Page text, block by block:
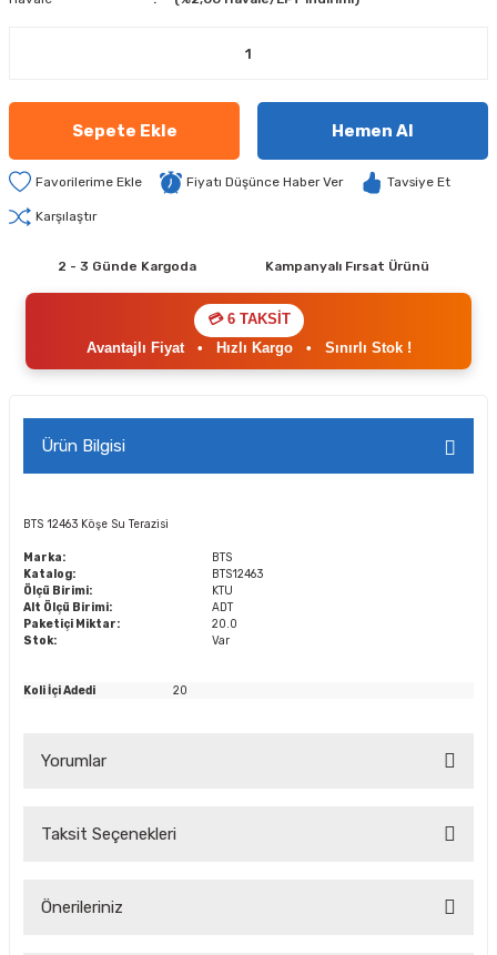
Sepete Ekle Hemen Al
Fiyatı Düşünce Haber Ver Tavsiye Et
Karşılaştır
2 - 3 Günde Kargoda Kampanyalı Fırsat Ürünü
💳 6 TAKSİT
Avantajlı Fiyat• Hızlı Kargo• Sınırlı Stok !
Ürün Bilgisi
BTS 12463 Köşe Su Terazisi
Marka:
BTS
Katalog:
BTS12463
Ölçü Birimi:
KTU
Alt Ölçü Birimi:
ADT
Paketiçi Miktar:
20.0
Stok:
Var
Koli İçi Adedi 20
Yorumlar
Taksit Seçenekleri
Önerileriniz